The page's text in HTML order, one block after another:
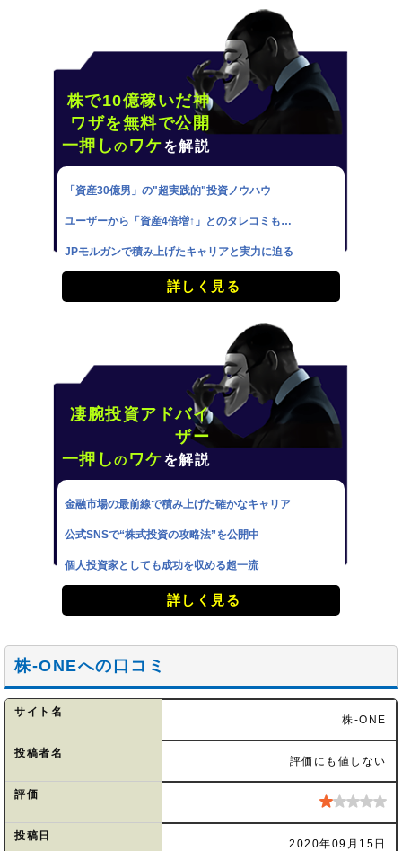
株で10億稼いだ神
ワザを無料で公開
一押しの ワケを解説
「資産30億男」の"超実践的"投資ノウハウ
ユーザーから「資産4倍増↑」とのタレコミも…
JPモルガンで積み上げたキャリアと実力に迫る
詳しく見る
凄腕投資アドバイ
ザー
一押しの ワケを解説
金融市場の最前線で積み上げた確かなキャリア
公式SNSで“株式投資の攻略法”を公開中
個人投資家としても成功を収める超一流
詳しく見る
株-ONEへの口コミ
サイト名
株-ONE
投稿者名
評価にも値しない
評価
投稿日
2020年09月15日